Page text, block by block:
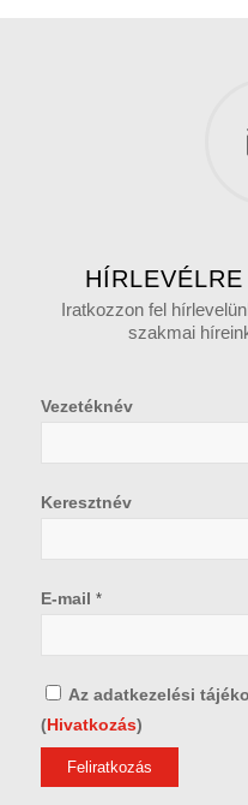
Iratkozzon fel
szakmai
Vezetéknév
Keresztnév
E-mail *
Az adatkezelési
(Hivatkozás)